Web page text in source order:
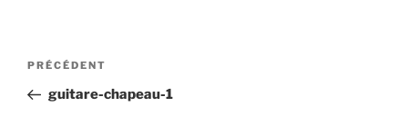
Navigation
l’article
Article
précédent
PRÉCÉDENT
guitare-chapeau-1